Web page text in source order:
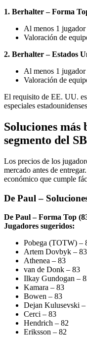
1. Berhalter – Forma
Al menos 1
Valoración de
2. Berhalter – Estados
Al menos 1 jugador
Valoración de
El requisito de EE. UU.
especiales
Soluciones más
segmento del
Los precios de los
mercado antes de
económico que cumple
De Paul –
De Paul – Forma Top
Jugadores sugeridos:
Pobega (TOTW) –
Artem Dovbyk – 83
Athenea – 83
van de Donk – 83
Ilkay Gundogan –
Kamara – 83
Bowen – 83
Dejan Kulusevski –
Cerci – 83
Hendrich – 82
Eriksson – 82